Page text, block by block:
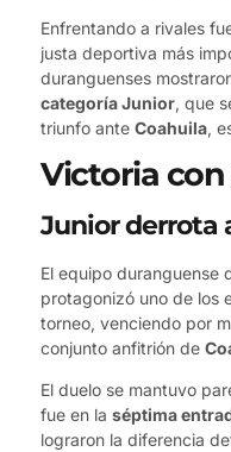
Enfrentando a rivales
justa deportiva más
duranguenses
categoría Junior, que
triunfo ante Coahuila,
Victoria
Junior derrota
El equipo duranguense
protagonizó uno de los
torneo, venciendo por
conjunto anfitrión de
El duelo se mantuvo
fue en la séptima
lograron la diferencia